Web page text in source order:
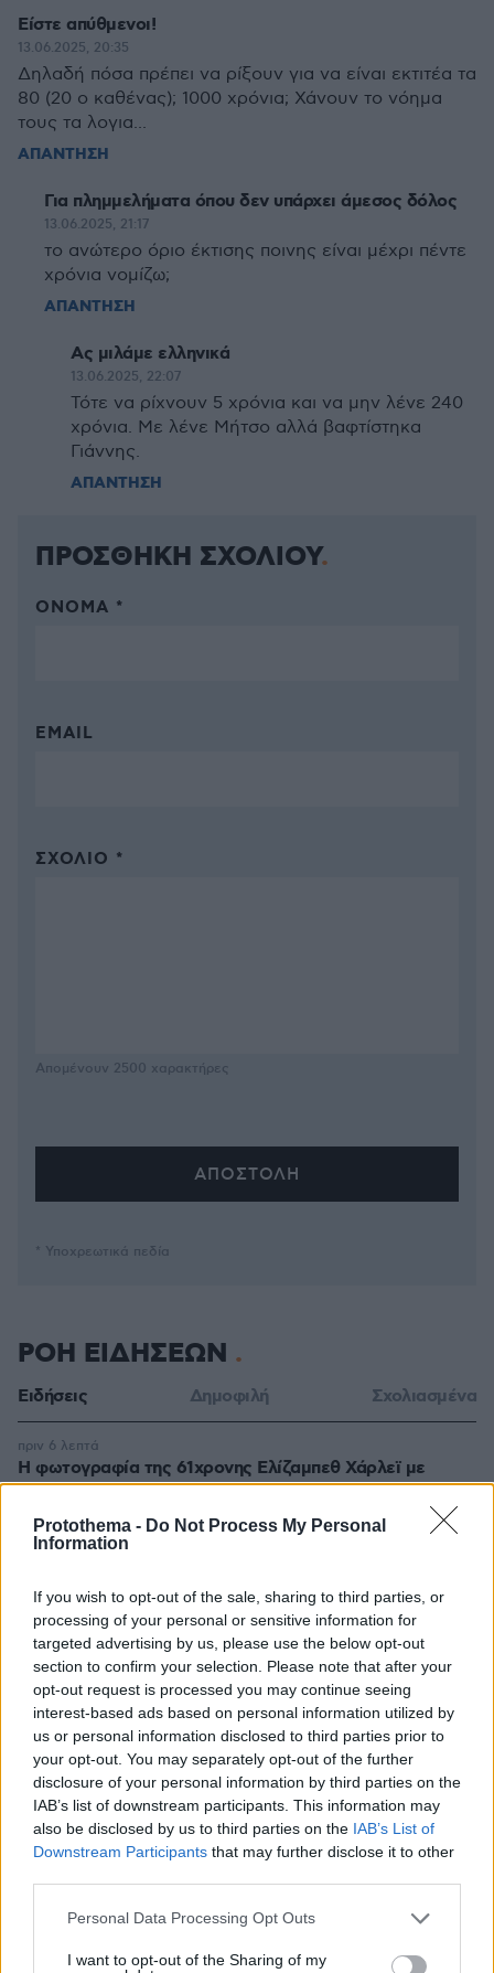
Protothema - Do Not Process My Personal
Information
If you wish to opt-out of the sale, sharing to third parties, or
processing of your personal or sensitive information for
targeted advertising by us, please use the below opt-out
section to confirm your selection. Please note that after your
opt-out request is processed you may continue seeing
interest-based ads based on personal information utilized by
us or personal information disclosed to third parties prior to
your opt-out. You may separately opt-out of the further
disclosure of your personal information by third parties on the
IAB’s list of downstream participants. This information may
also be disclosed by us to third parties on the IAB’s List of
Downstream Participants that may further disclose it to other
Please note that this website/app uses one or more Google
not limited to your visit or usage behaviour. You may click to
Personal Data Processing Opt Outs
I want to opt-out of the Sharing of my
Είστε απύθμενοι!
13.06.2025, 20:35
Δηλαδή πόσα πρέπει να ρίξουν για να είναι εκτιτέα τα
80 (20 ο καθένας); 1000 χρόνια; Χάνουν το νόημα
τους τα λογια...
ΑΠΑΝΤΗΣΗ
Για πλημμελήματα όπου δεν υπάρχει άμεσος δόλος
13.06.2025, 21:17
το ανώτερο όριο έκτισης ποινης είναι μέχρι πέντε
χρόνια νομίζω;
ΑΠΑΝΤΗΣΗ
Ας μιλάμε ελληνικά
13.06.2025, 22:07
Τότε να ρίχνουν 5 χρόνια και να μην λένε 240
χρόνια. Με λένε Μήτσο αλλά βαφτίστηκα
Γιάννης.
ΑΠΑΝΤΗΣΗ
ΠΡΟΣΘΗΚΗ ΣΧΟΛΙΟΥ
ΌΝΟΜΑ *
EMAIL
ΣΧΌΛΙΟ *
Απομένουν 2500 χαρακτήρες
* Υποχρεωτικά πεδία
ΡΟΗ ΕΙΔΗΣΕΩΝ
Ειδήσεις Δημοφιλή Σχολιασμένα
Η φωτογραφία της 61χρονης Ελίζαμπεθ Χάρλεϊ με
μπικίνι
πριν 6 λεπτά
Ο «Δράκος» του Λονδίνου: 40χρονος με προβλήματα
είχε συλλάβει και τον άφησε ελεύθερο
πριν 12 λεπτά
Οι 10 «ήσυχες» παραλίες της Νάξου
πριν 16 λεπτά
Τήνος: Μια διαδρομή στα χωριά, τα τοπία και τα
αξιοθέατα του νησιού
πριν 26 λεπτά
«Προδίδει τη Γαλλία», λέει ο Μασκ για πολιτικό που
ζήτησε να «κλείνει» το X σε προεκλογικές περιόδους
για να μην επηρεάζει τους ψηφοφόρους
πριν 29 λεπτά
Οι λόγοι που οι σκύλοι φοβούνται τόσο πολύ τις
ηλεκτρικές σκούπες
Λουκουμάδες, τηγανίτες ή pancakes; 23 παραδοσιακές